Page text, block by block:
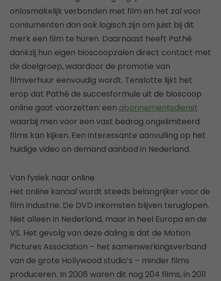
onlosmakelijk verbonden met film en het zal voor
consumenten dan ook logisch zijn om juist bij dit
merk een film te huren. Daarnaast heeft Pathé
dankzij hun eigen bioscoopzalen direct contact met
de doelgroep, waardoor de promotie van
filmverhuur eenvoudig wordt. Tenslotte lijkt het
erop dat Pathé de succesformule uit de bioscoop
online gaat voorzetten: een abonnementsdienst
waarbij men voor een vast bedrag ongelimiteerd
films kan kijken. Een interessante aanvulling op het
huidige video on demand aanbod in Nederland.
Van fysiek naar online
Het online kanaal wordt steeds belangrijker voor de
film industrie. De DVD inkomsten blijven teruglopen.
Niet alleen in Nederland, maar in heel Europa en de
VS. Het gevolg van deze daling is dat de Motion
Pictures Association – het samenwerkingsverband
van de grote Hollywood studio’s – minder films
produceren. In 2006 waren dit nog 204 films, in 2011